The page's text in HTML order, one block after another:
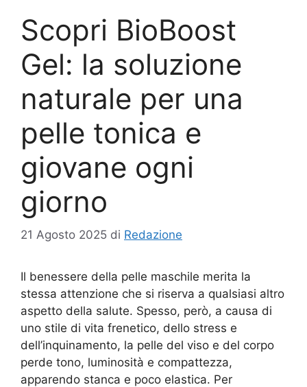
Scopri BioBoost
Gel: la soluzione
naturale per una
pelle tonica e
giovane ogni
giorno
21 Agosto 2025 di Redazione
Il benessere della pelle maschile merita la
stessa attenzione che si riserva a qualsiasi altro
aspetto della salute. Spesso, però, a causa di
uno stile di vita frenetico, dello stress e
dell’inquinamento, la pelle del viso e del corpo
perde tono, luminosità e compattezza,
apparendo stanca e poco elastica. Per